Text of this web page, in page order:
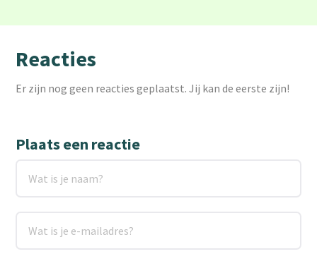
Reacties
Er zijn nog geen reacties geplaatst. Jij kan de eerste zijn!
Plaats een reactie